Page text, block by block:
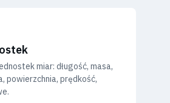
miar: długość, masa,
powierzchnia, prędkość,